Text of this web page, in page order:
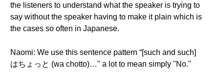
the listeners to understand what the speaker is trying to
say without the speaker having to make it plain which is
the cases so often in Japanese.
Naomi: We use this sentence pattern “[such and such]
はちょっと (wa chotto)…" a lot to mean simply "No."